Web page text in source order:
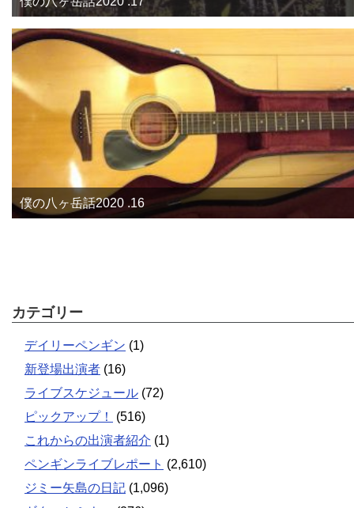
僕の八ヶ岳話2020 .16
カテゴリー
デイリーペンギン (1)
新登場出演者 (16)
ライブスケジュール (72)
ピックアップ！
(516)
これからの出演者紹介 (1)
ペンギンライブレポート (2,610)
ジミー矢島の日記 (1,096)